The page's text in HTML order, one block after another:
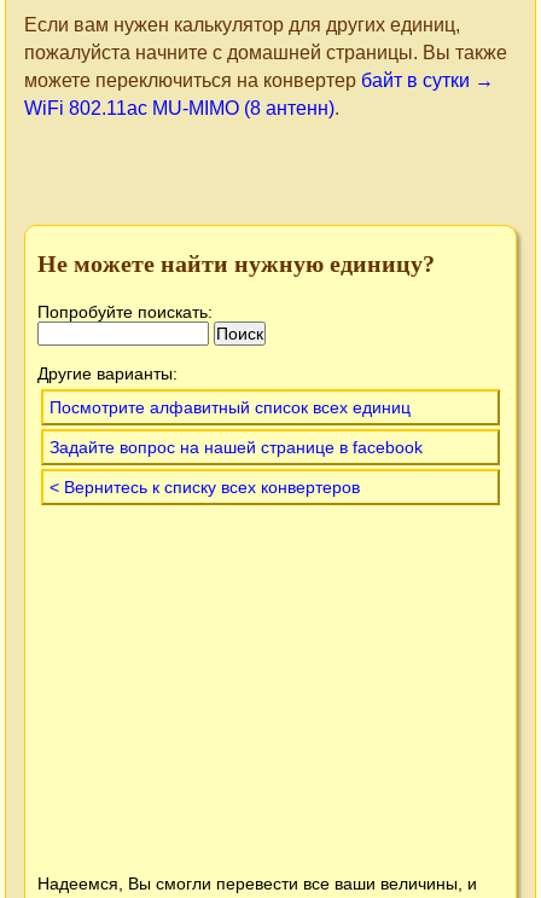
Если вам нужен калькулятор для других единиц,
пожалуйста начните с домашней страницы. Вы также
можете переключиться на конвертер байт в сутки →
WiFi 802.11ac MU-MIMO (8 антенн).
Не можете найти нужную единицу?
Попробуйте поискать:
Другие варианты:
Посмотрите алфавитный список всех единиц
Задайте вопрос на нашей странице в facebook
< Вернитесь к списку всех конвертеров
Надеемся, Вы смогли перевести все ваши величины, и